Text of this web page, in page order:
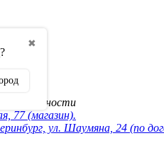
✖
77 (магазин).
ул. Шаумяна, 24 (по